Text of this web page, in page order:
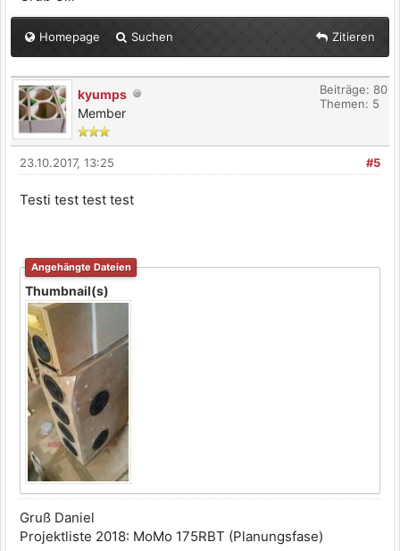
Homepage Suchen Zitieren
kyumps
Member
Beiträge: 80
Themen: 5
#5
23.10.2017, 13:25
Testi test test test
Angehängte Dateien
Thumbnail(s)
Gruß Daniel
Projektliste 2018: MoMo 175RBT (Planungsfase)